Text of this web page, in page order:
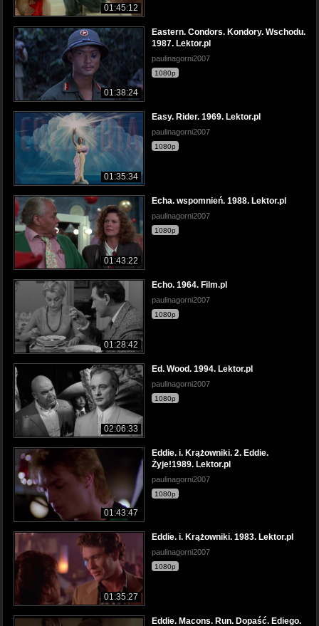
01:45:12
01:38:24
Eastern. Condors. Kondory. Wschodu.
1987. Lektor.pl
paulinagorni2007
1080p
01:35:34
Easy. Rider. 1969. Lektor.pl
paulinagorni2007
1080p
01:43:22
Echa. wspomnień. 1988. Lektor.pl
paulinagorni2007
1080p
01:28:42
Echo. 1964. Film.pl
paulinagorni2007
1080p
02:06:33
Ed. Wood. 1994. Lektor.pl
paulinagorni2007
1080p
01:43:47
Eddie. i. Krążowniki. 2. Eddie.
Żyje!1989. Lektor.pl
paulinagorni2007
1080p
01:35:27
Eddie. i. Krążowniki. 1983. Lektor.pl
paulinagorni2007
1080p
Eddie. Macons. Run. Dopaść. Ediego.